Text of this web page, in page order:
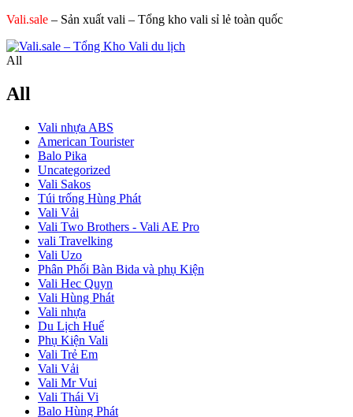
Vali.sale – Sản xuất vali – Tổng kho vali sỉ lẻ toàn quốc
All
All
Vali nhựa ABS
American Tourister
Balo Pika
Uncategorized
Vali Sakos
Túi trống Hùng Phát
Vali Vải
Vali Two Brothers - Vali AE Pro
vali Travelking
Vali Uzo
Phân Phối Bàn Bida và phụ Kiện
Vali Hec Quyn
Vali Hùng Phát
Vali nhựa
Du Lịch Huế
Phụ Kiện Vali
Vali Trẻ Em
Vali Vải
Vali Mr Vui
Vali Thái Vi
Balo Hùng Phát